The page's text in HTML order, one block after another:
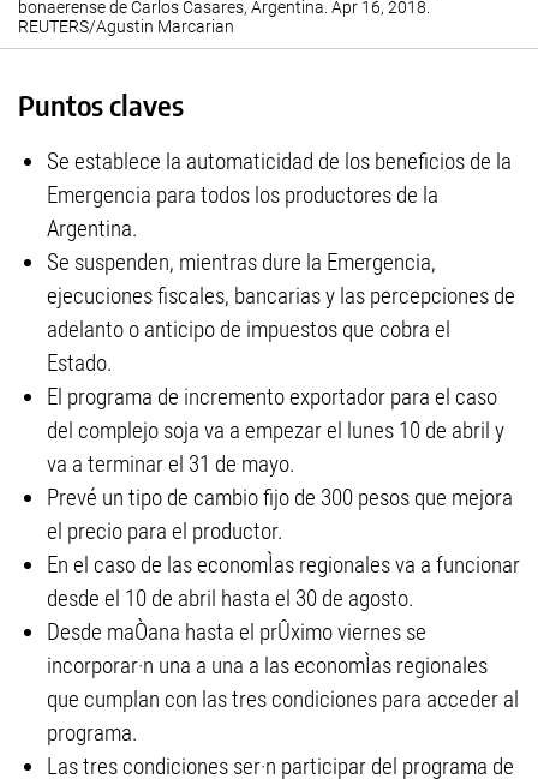
bonaerense de Carlos Casares, Argentina. Apr 16, 2018.
REUTERS/Agustin Marcarian
Puntos claves
Se establece la automaticidad de los beneficios de la
Emergencia para todos los productores de la
Argentina.
Se suspenden, mientras dure la Emergencia,
ejecuciones fiscales, bancarias y las percepciones de
adelanto o anticipo de impuestos que cobra el
Estado.
El programa de incremento exportador para el caso
del complejo soja va a empezar el lunes 10 de abril y
va a terminar el 31 de mayo.
Prevé un tipo de cambio fijo de 300 pesos que mejora
el precio para el productor.
En el caso de las economÌas regionales va a funcionar
desde el 10 de abril hasta el 30 de agosto.
Desde maÒana hasta el prÛximo viernes se
incorporar·n una a una a las economÌas regionales
que cumplan con las tres condiciones para acceder al
programa.
Las tres condiciones ser·n participar del programa de